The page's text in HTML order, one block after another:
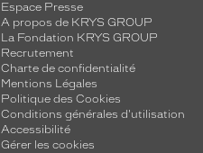
Espace Presse
A propos de KRYS GROUP
La Fondation KRYS GROUP
Recrutement
Charte de confidentialité
Mentions Légales
Politique des Cookies
Conditions générales d'utilisation
Accessibilité
Gérer les cookies